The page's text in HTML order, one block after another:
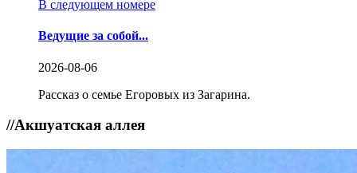
В следующем номере
Ведущие за собой...
2026-08-06
Рассказ о семье Егоровых из Загарина.
//Акшуатская аллея